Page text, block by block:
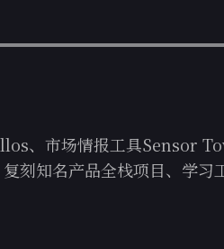
、市场情报工具Sensor
刻知名产品全栈项目、学